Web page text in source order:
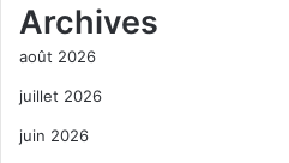
Archives
août 2026
juillet 2026
juin 2026